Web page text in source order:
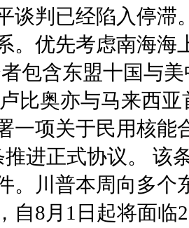
谈判已经陷入停滞
。优先考虑南海海
包含东盟十国与
比奥亦与马来西
一项关于民用核能
推进正式协议。 该
。川普本周向多个
自8月1日起将面临